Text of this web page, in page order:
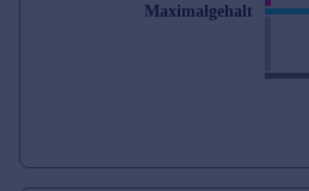
Maximalgehalt